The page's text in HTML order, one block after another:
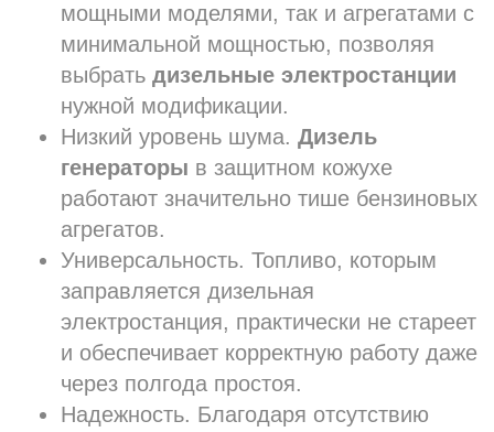
мощными моделями, так и агрегатами с
минимальной мощностью, позволяя
выбрать дизельные электростанции
нужной модификации.
Низкий уровень шума. Дизель
генераторы в защитном кожухе
работают значительно тише бензиновых
агрегатов.
Универсальность. Топливо, которым
заправляется дизельная
электростанция, практически не стареет
и обеспечивает корректную работу даже
через полгода простоя.
Надежность. Благодаря отсутствию